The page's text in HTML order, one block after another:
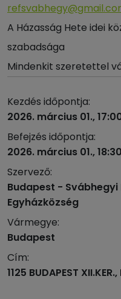
A Házasság Hete idei
szabadsága
Mindenkit szeretettel
Kezdés időpontja:
2026. március 01.,
Befejzés időpontja:
2026. március 01., 18:30
Szervező:
Budapest -
Egyházközség
Vármegye:
Budapest
Cím:
1125 BUDAPEST